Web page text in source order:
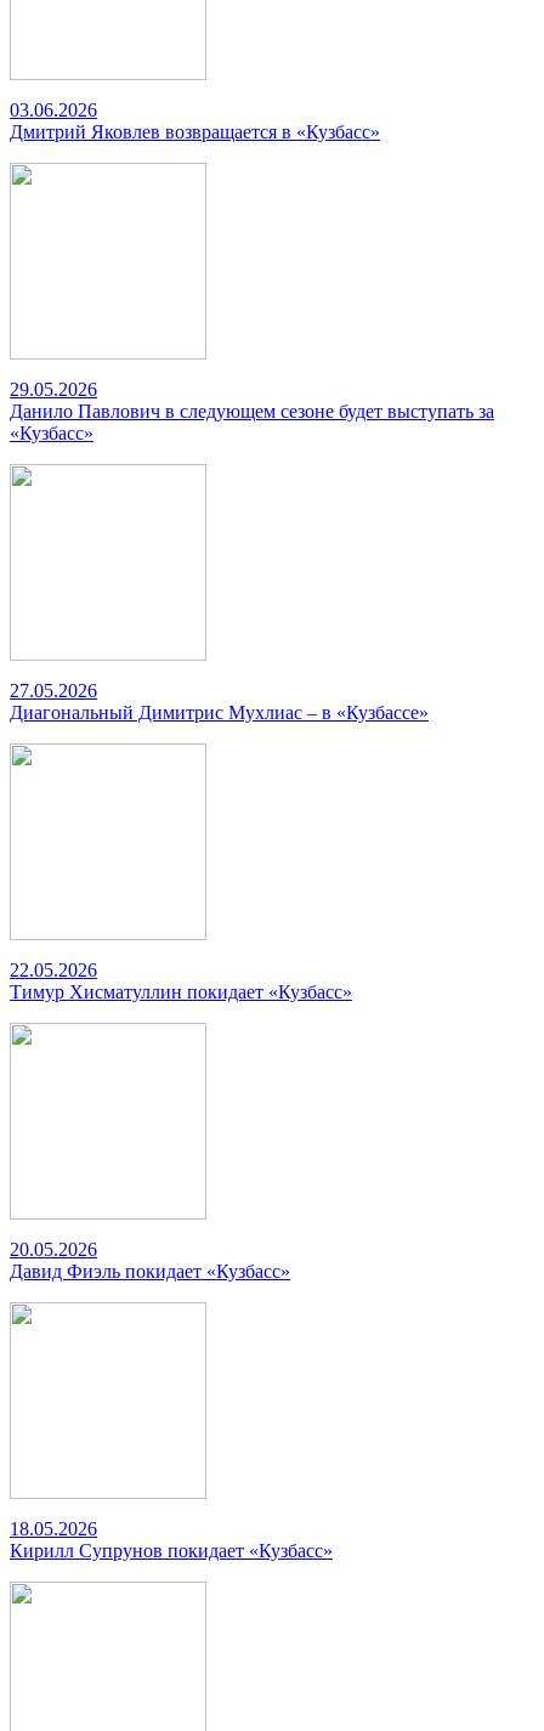
03.06.2026
Дмитрий Яковлев возвращается в «Кузбасс»
29.05.2026
Данило Павлович в следующем сезоне будет выступать за
«Кузбасс»
27.05.2026
Диагональный Димитрис Мухлиас – в «Кузбассе»
22.05.2026
Тимур Хисматуллин покидает «Кузбасс»
20.05.2026
Давид Фиэль покидает «Кузбасс»
18.05.2026
Кирилл Супрунов покидает «Кузбасс»